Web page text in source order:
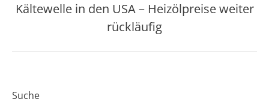
Nächster
Beitrag:
Kältewelle in den USA – Heizölpreise weiter
rückläufig
Suche